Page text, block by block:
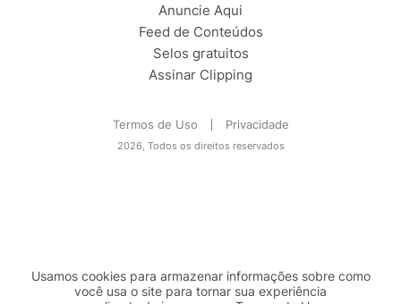
Anuncie Aqui
Feed de Conteúdos
Selos gratuitos
Assinar Clipping
Termos de Uso Privacidade
2026, Todos os direitos reservados
Usamos cookies para armazenar informações sobre como
você usa o site para tornar sua experiência